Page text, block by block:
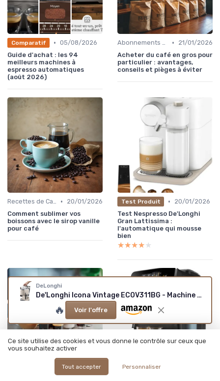
Comparatif • 05/08/2026
Guide d'achat : les 94
meilleurs machines à
espresso automatiques
(août 2026)
Abonnements et Livraisons de Café •
21/01/2026
Acheter du café en gros pour
particulier : avantages,
conseils et pièges à éviter
Recettes de Café Maison •
20/01/2026
Comment sublimer vos
boissons avec le sirop vanille
pour café
Test Produit •
20/01/2026
Test Nespresso De'Longhi
Gran Lattissima :
l'automatique qui mousse
bien
★★★★★
★★★★★
20/01/2026
DeLonghi
De'Longhi Icona Vintage ECOV311BG - Machine espresso crème
🔥 Voir l'offre
Ce site utilise des cookies et vous donne le contrôle sur ceux que
vous souhaitez activer
Tout accepter Personnaliser